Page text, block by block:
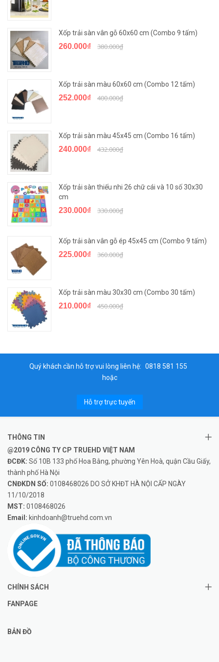
Xốp trải sàn vân gỗ 60x60 cm (Combo 9 tấm)
260.000₫ 380.000₫
Xốp trải sàn màu 60x60 cm (Combo 12 tấm)
252.000₫ 400.000₫
Xốp trải sàn màu 45x45 cm (Combo 16 tấm)
240.000₫ 432.000₫
Xốp trải sàn thiếu nhi 26 chữ cái và 10 số 30x30
cm
230.000₫ 330.000₫
Xốp trải sàn vân gỗ ép 45x45 cm (Combo 9 tấm)
225.000₫ 360.000₫
Xốp trải sàn màu 30x30 cm (Combo 30 tấm)
210.000₫ 450.000₫
Quý khách cần hỗ trợ vui lòng liên hệ: 0818 581 155
hoặc
Hỗ trợ trực tuyến
THÔNG TIN
@2019 CÔNG TY CP TRUEHD VIỆT NAM
ĐCĐK: Số 10B 133 phố Hoa Bằng, phường Yên Hoà, quận Cầu Giấy,
thành phố Hà Nội
CNĐKDN SỐ: 0108468026 DO SỞ KHĐT HÀ NỘI CẤP NGÀY
11/10/2018
MST: 0108468026
Email: kinhdoanh@truehd.com.vn
CHÍNH SÁCH
FANPAGE
BẢN ĐỒ